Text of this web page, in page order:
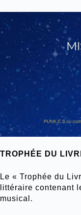
TROPHÉE DU
Le « Trophée du
littéraire contenant
musical.